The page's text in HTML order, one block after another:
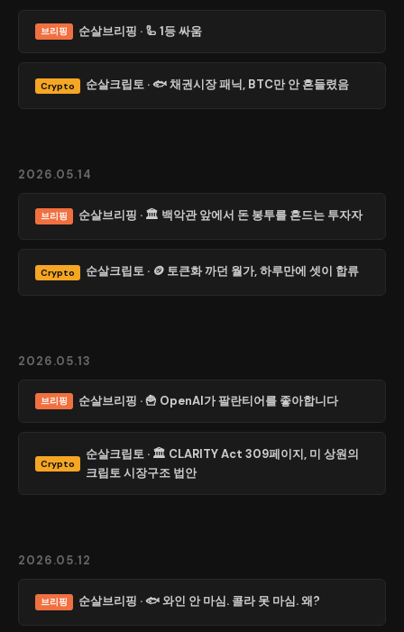
브리핑 순살브리핑 · 🦾 1등 싸움
Crypto 순살크립토 · 🐟 채권시장 패닉, BTC만 안 흔들렸음
2026.05.14
브리핑 순살브리핑 · 🏛 백악관 앞에서 돈 봉투를 흔드는 투자자
Crypto 순살크립토 · 🪙 토큰화 까던 월가, 하루만에 셋이 합류
2026.05.13
브리핑 순살브리핑 · 🍟 OpenAI가 팔란티어를 좋아합니다
Crypto
순살크립토 · 🏛️ CLARITY Act 309페이지, 미 상원의
크립토 시장구조 법안
2026.05.12
브리핑 순살브리핑 · 🐟 와인 안 마심. 콜라 못 마심. 왜?